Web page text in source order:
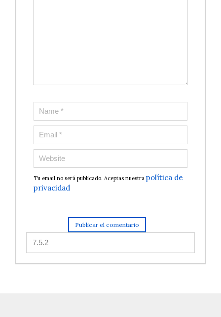
Tu email no será publicado. Aceptas nuestra política de
privacidad